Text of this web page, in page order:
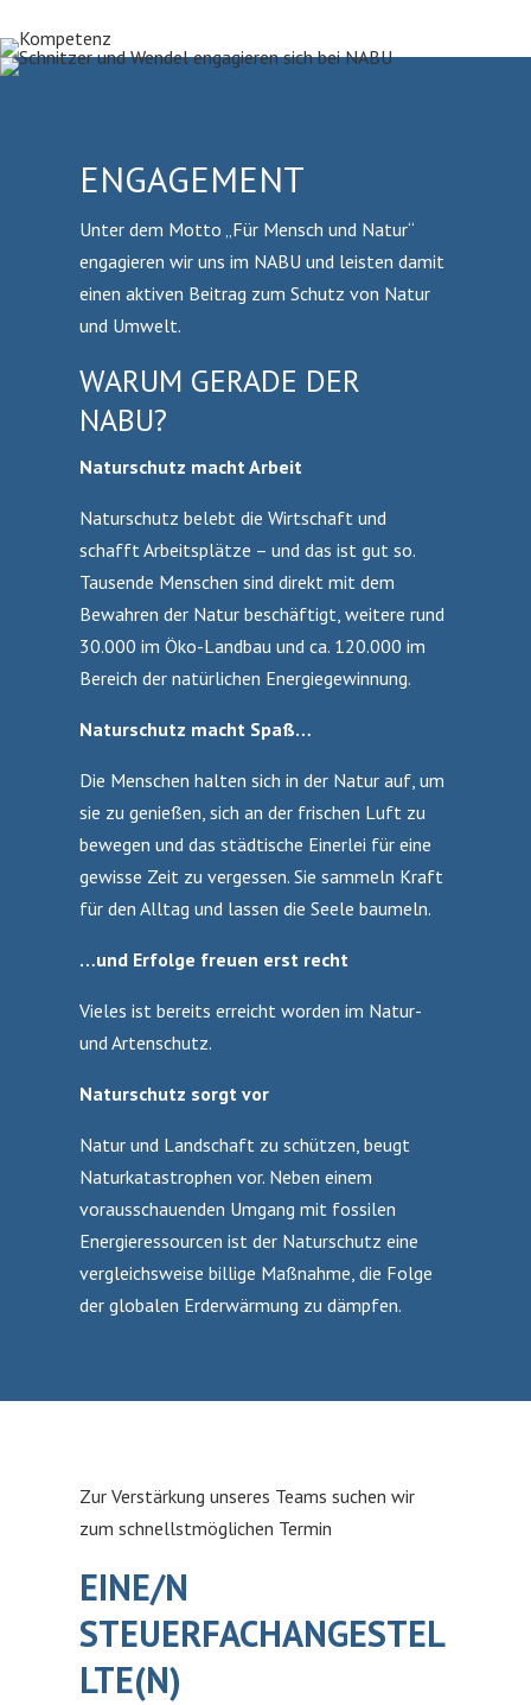
ENGAGEMENT
Unter dem Motto „Für Mensch und Natur“
engagieren wir uns im NABU und leisten damit
einen aktiven Beitrag zum Schutz von Natur
und Umwelt.
WARUM GERADE DER
NABU?
Naturschutz macht Arbeit
Naturschutz belebt die Wirtschaft und
schafft Arbeitsplätze – und das ist gut so.
Tausende Menschen sind direkt mit dem
Bewahren der Natur beschäftigt, weitere rund
30.000 im Öko-Landbau und ca. 120.000 im
Bereich der natürlichen Energiegewinnung.
Naturschutz macht Spaß…
Die Menschen halten sich in der Natur auf, um
sie zu genießen, sich an der frischen Luft zu
bewegen und das städtische Einerlei für eine
gewisse Zeit zu vergessen. Sie sammeln Kraft
für den Alltag und lassen die Seele baumeln.
…und Erfolge freuen erst recht
Vieles ist bereits erreicht worden im Natur-
und Artenschutz.
Naturschutz sorgt vor
Natur und Landschaft zu schützen, beugt
Naturkatastrophen vor. Neben einem
vorausschauenden Umgang mit fossilen
Energieressourcen ist der Naturschutz eine
vergleichsweise billige Maßnahme, die Folge
der globalen Erderwärmung zu dämpfen.
Zur Verstärkung unseres Teams suchen wir
zum schnellstmöglichen Termin
EINE/N
STEUERFACHANGESTEL
LTE(N)